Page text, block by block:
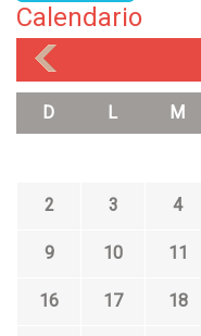
Calendario
D L M
2 3 4
9 10 11
16 17 18